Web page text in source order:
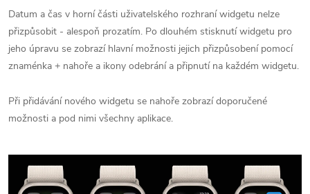
Datum a čas v horní části uživatelského rozhraní widgetu nelze
přizpůsobit - alespoň prozatím. Po dlouhém stisknutí widgetu pro
jeho úpravu se zobrazí hlavní možnosti jejich přizpůsobení pomocí
znaménka + nahoře a ikony odebrání a připnutí na každém widgetu.
Při přidávání nového widgetu se nahoře zobrazí doporučené
možnosti a pod nimi všechny aplikace.